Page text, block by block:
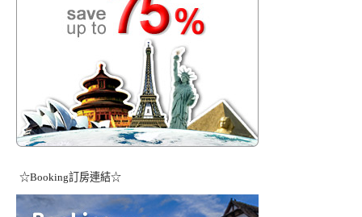
☆Booking訂房連結☆